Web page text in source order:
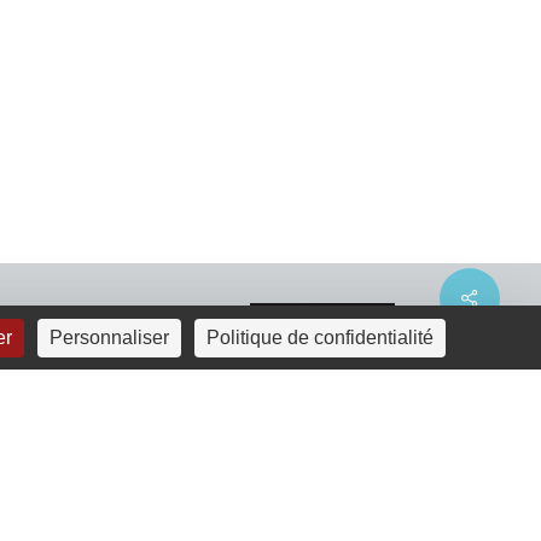
Share
Personnaliser Politique de confidentialité